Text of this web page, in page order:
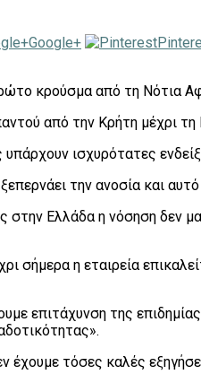
Google+
κρούσμα από τη
από την Κρήτη μέχρι τη
ισχυρότατες
την ανοσία και
Ελλάδα η νόσηση δεν
σήμερα η εταιρεία
επιτάχυνση της
έχουμε τόσες καλές